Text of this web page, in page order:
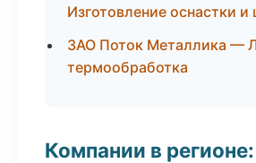
Изготовление оснастки
ЗАО Поток Металлика —
термообработка
Компании в